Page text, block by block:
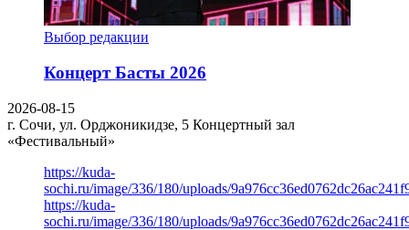
Выбор редакции
Концерт Басты 2026
2026-08-15
г. Сочи, ул. Орджоникидзе, 5 Концертный зал
«Фестивальный»
https://kuda-
sochi.ru/image/336/180/uploads/
https://kuda-
sochi.ru/image/336/180/uploads/